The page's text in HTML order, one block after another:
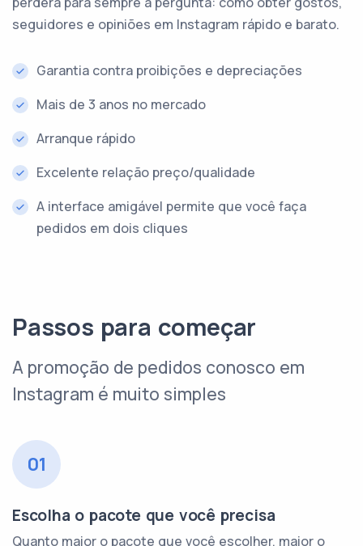
seguidores e opiniões em Instagram rápido e barato.
Garantia contra proibições e depreciações
Mais de 3 anos no mercado
Arranque rápido
Excelente relação preço/qualidade
A interface amigável permite que você faça
pedidos em dois cliques
Passos para começar
A promoção de pedidos conosco em
Instagram é muito simples
01
Escolha o pacote que você precisa
Quanto maior o pacote que você escolher, maior o